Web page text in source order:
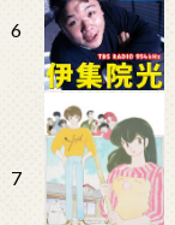
6
7